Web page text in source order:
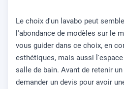
Le choix d'un lavabo peut
l'abondance de modèles sur le
vous guider dans ce choix, en
esthétiques, mais aussi
salle de bain. Avant de retenir
demander un devis pour avoir